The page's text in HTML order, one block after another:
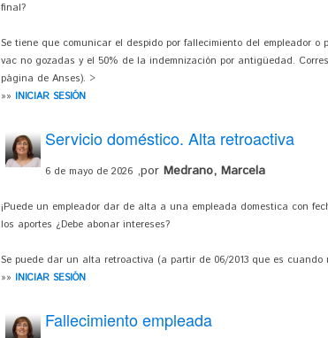
final?
Se tiene que comunicar el despido por fallecimiento del empleador
vac no gozadas y el 50% de la indemnización por antigüedad.
página de Anses). >
»» INICIAR SESIÓN
Servicio doméstico. Alta retroactiva
6 de mayo de 2026 ,por Medrano, Marcela
¡Puede un empleador dar de alta a una empleada domestica con
los aportes ¿Debe abonar intereses?
Se puede dar un alta retroactiva (a partir de 06/2013 que es
»» INICIAR SESIÓN
Fallecimiento empleada